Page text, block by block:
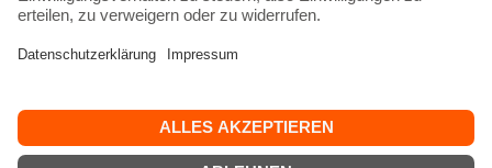
Impressum
AGB